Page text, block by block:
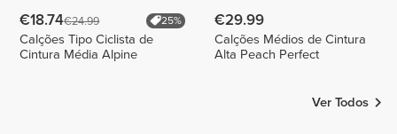
€18.74€24.99 25%
Calções Tipo Ciclista de
Cintura Média Alpine
€29.99
Calções Médios de Cintura
Alta Peach Perfect
Ver Todos